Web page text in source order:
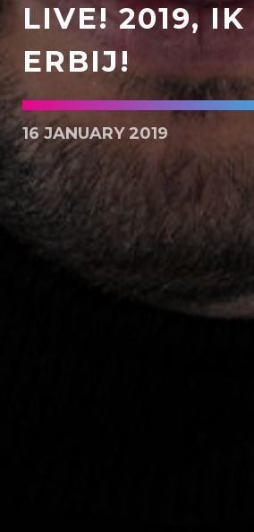
LIVE! 2019, IK
ERBIJ!
16 JANUARY 2019